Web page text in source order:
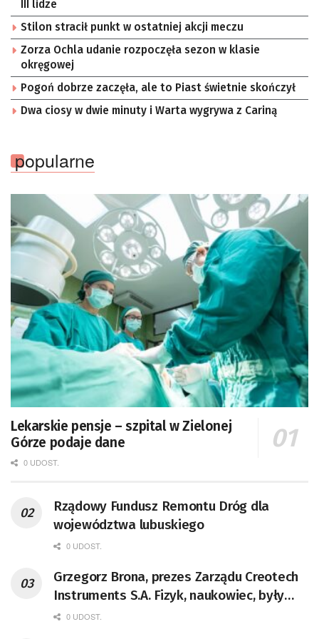
III lidze
Stilon stracił punkt w ostatniej akcji meczu
Zorza Ochla udanie rozpoczęła sezon w klasie
okręgowej
Pogoń dobrze zaczęła, ale to Piast świetnie skończył
Dwa ciosy w dwie minuty i Warta wygrywa z Cariną
popularne
Lekarskie pensje – szpital w Zielonej
Górze podaje dane
0 UDOST.
Rządowy Fundusz Remontu Dróg dla
województwa lubuskiego
0 UDOST.
Grzegorz Brona, prezes Zarządu Creotech
Instruments S.A. Fizyk, naukowiec, były
pracownik CERN w Genewie,
0 UDOST.